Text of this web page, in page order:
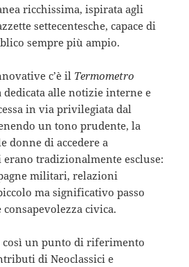
ricchissima, ispirata agli
settecentesche, capace di
sempre più ampio.
c’è il Termometro
dedicata alle notizie interne e
in via privilegiata dal
un tono prudente, la
donne di accedere a
tradizionalmente escluse:
militari, relazioni
ma significativo passo
civica.
un punto di riferimento
di Neoclassici e